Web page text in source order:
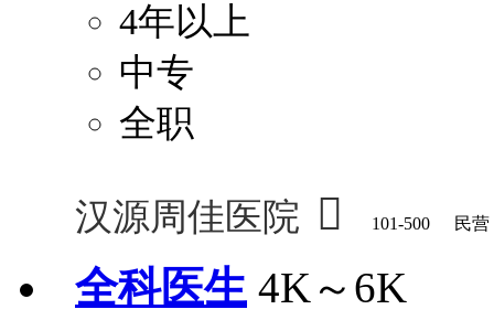
4年以上
中专
全职
汉源周佳医院  101-500 民营
全科医生 4K～6K